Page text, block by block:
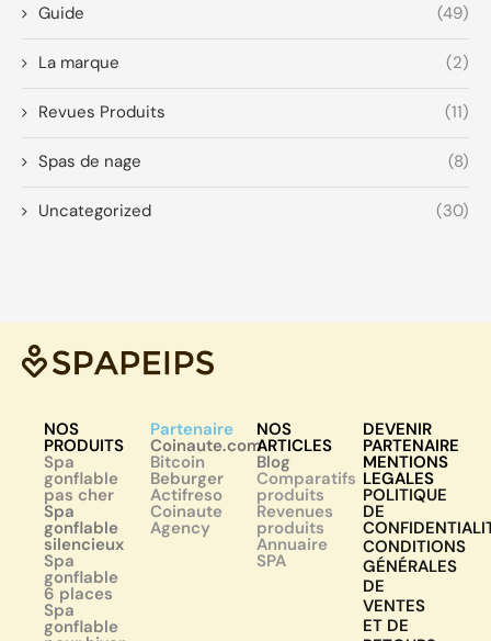
Guide (49)
La marque (2)
Revues Produits (11)
Spas de nage (8)
Uncategorized (30)
NOS
PRODUITS
Spa
gonflable
pas cher
Spa
gonflable
silencieux
Spa
gonflable
6 places
Spa
gonflable
Partenaire
Coinaute.com
Bitcoin
Beburger
Actifreso
Coinaute
Agency
NOS
ARTICLES
Blog
Comparatifs
produits
Revenues
produits
Annuaire
SPA
DEVENIR
PARTENAIRE
MENTIONS
LEGALES
POLITIQUE
DE
CONDITIONS
GÉNÉRALES
DE
VENTES
ET DE